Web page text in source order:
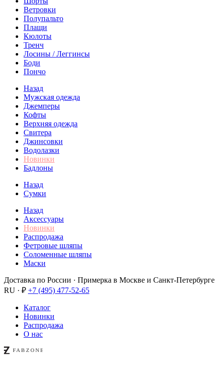
Ветровки
Полупальто
Плащи
Кюлоты
Тренч
Лосины / Леггинсы
Боди
Пончо
Назад
Мужская одежда
Джемперы
Кофты
Верхняя одежда
Свитера
Джинсовки
Водолазки
Новинки
Бадлоны
Назад
Сумки
Назад
Аксессуары
Новинки
Распродажа
Фетровые шляпы
Соломенные шляпы
Маски
Доставка по России · Примерка в Москве и Санкт-Петербурге
RU · ₽ +7 (495) 477-52-65
Каталог
Новинки
Распродажа
О нас